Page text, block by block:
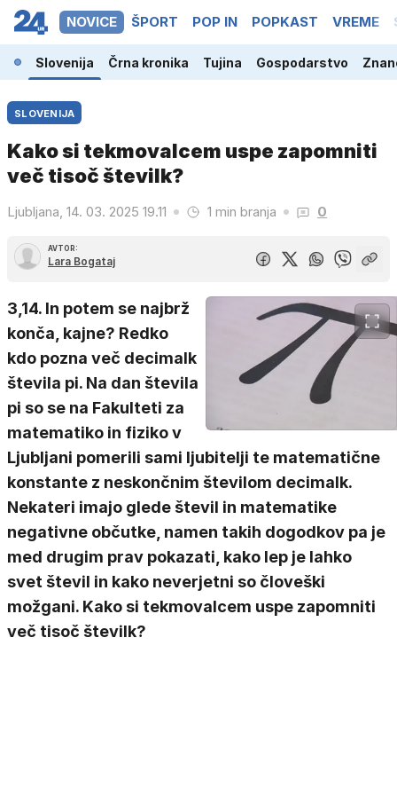
NOVICE ŠPORT POP IN POPKAST VREME
Slovenija Črna kronika Tujina Gospodarstvo
SLOVENIJA
Kako si tekmovalcem uspe zapomniti
več tisoč številk?
Ljubljana, 14. 03. 2025 19.11 1 min branja 0
AVTOR:
Lara Bogataj
3,14. In potem se najbrž
konča, kajne? Redko
kdo pozna več decimalk
števila pi. Na dan števila
pi so se na Fakulteti za
matematiko in fiziko v
Ljubljani pomerili sami ljubitelji te matematične
konstante z neskončnim številom decimalk.
Nekateri imajo glede števil in matematike
negativne občutke, namen takih dogodkov pa je
med drugim prav pokazati, kako lep je lahko
svet števil in kako neverjetni so človeški
možgani. Kako si tekmovalcem uspe zapomniti
več tisoč številk?